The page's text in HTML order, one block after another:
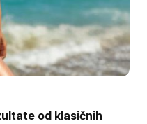
od klasičnih